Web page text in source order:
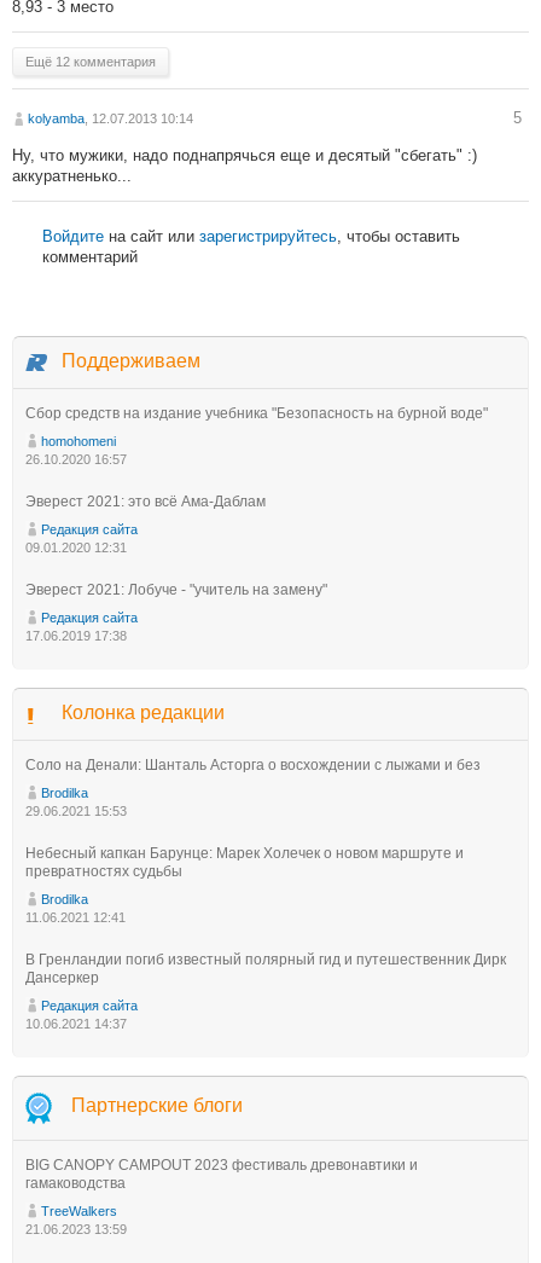
8,93 - 3 место
Ещё 12 комментария
kolyamba , 12.07.2013 10:14 5
Ну, что мужики, надо поднапрячься еще и десятый "сбегать" :)
аккуратненько...
Войдите на сайт или зарегистрируйтесь, чтобы оставить
комментарий
Поддерживаем
Сбор средств на издание учебника "Безопасность на бурной воде"
homohomeni
26.10.2020 16:57
Эверест 2021: это всё Ама-Даблам
Редакция сайта
09.01.2020 12:31
Эверест 2021: Лобуче - "учитель на замену"
Редакция сайта
17.06.2019 17:38
Колонка редакции
Соло на Денали: Шанталь Асторга о восхождении с лыжами и без
Brodilka
29.06.2021 15:53
Небесный капкан Барунце: Марек Холечек о новом маршруте и
превратностях судьбы
Brodilka
11.06.2021 12:41
В Гренландии погиб известный полярный гид и путешественник Дирк
Дансеркер
Редакция сайта
10.06.2021 14:37
Партнерские блоги
BIG CANOPY CAMPOUT 2023 фестиваль древонавтики и
гамаководства
TreeWalkers
21.06.2023 13:59